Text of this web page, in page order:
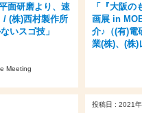
面研磨より、速
/ (株)西村製作所
いスゴ技」
Meeting
「『大阪
画展 in
介♪（(有)電
業(株)、(株)
投稿日 : 2021